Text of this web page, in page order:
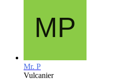
Mr. P
Vulcanier